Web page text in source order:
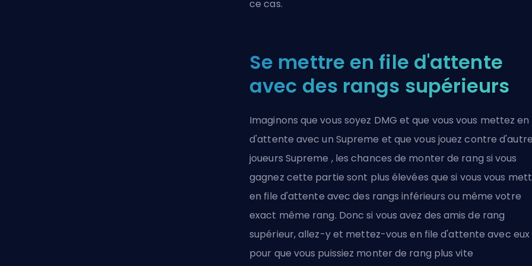
ce cas.
Se mettre en file d'attente
avec des rangs supérieurs
Imaginons que vous soyez DMG et que vous vous mettez en
d'attente avec un Supreme et que vous jouez contre
joueurs Supreme , les chances de monter de rang si vous
gagnez cette partie sont plus élevées que si vous vous
en file d'attente avec des rangs inférieurs ou même votre
exact même rang. Donc si vous avez des amis de rang
supérieur, allez-y et mettez-vous en file d'attente avec eux
pour que vous puissiez monter de rang plus vite